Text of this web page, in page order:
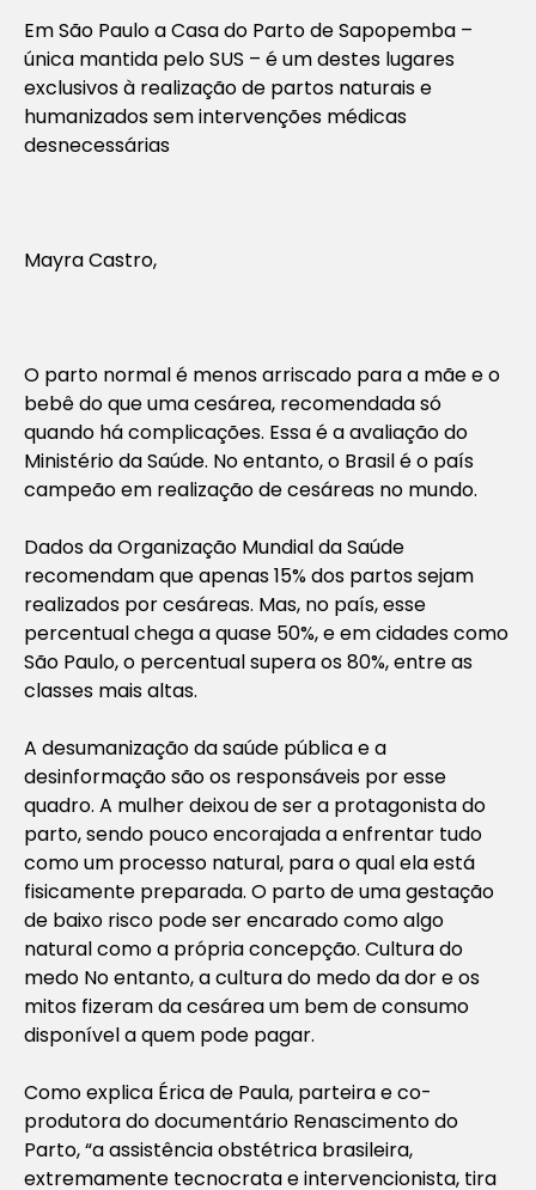
Em São Paulo a Casa do Parto de Sapopemba –
única mantida pelo SUS – é um destes lugares
exclusivos à realização de partos naturais e
humanizados sem intervenções médicas
desnecessárias
Mayra Castro,
O parto normal é menos arriscado para a mãe e o
bebê do que uma cesárea, recomendada só
quando há complicações. Essa é a avaliação do
Ministério da Saúde. No entanto, o Brasil é o país
campeão em realização de cesáreas no mundo.
Dados da Organização Mundial da Saúde
recomendam que apenas 15% dos partos sejam
realizados por cesáreas. Mas, no país, esse
percentual chega a quase 50%, e em cidades como
São Paulo, o percentual supera os 80%, entre as
classes mais altas.
A desumanização da saúde pública e a
desinformação são os responsáveis por esse
quadro. A mulher deixou de ser a protagonista do
parto, sendo pouco encorajada a enfrentar tudo
como um processo natural, para o qual ela está
fisicamente preparada. O parto de uma gestação
de baixo risco pode ser encarado como algo
natural como a própria concepção. Cultura do
medo No entanto, a cultura do medo da dor e os
mitos fizeram da cesárea um bem de consumo
disponível a quem pode pagar.
Como explica Érica de Paula, parteira e co-
produtora do documentário Renascimento do
Parto, “a assistência obstétrica brasileira,
extremamente tecnocrata e intervencionista, tira